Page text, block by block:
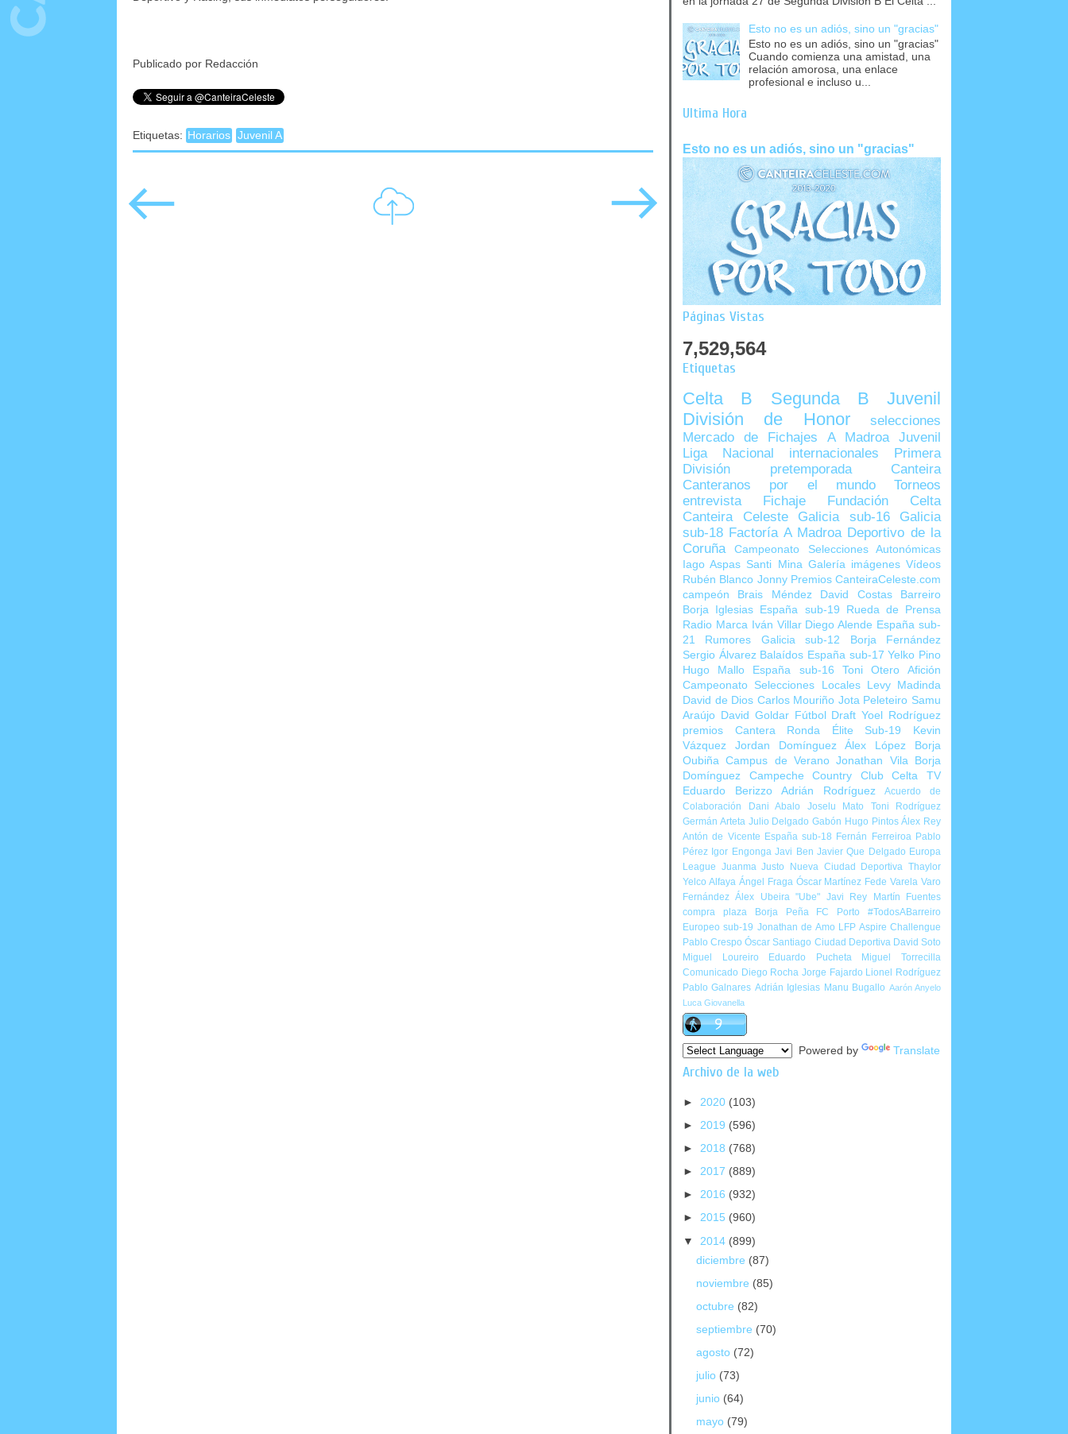
Publicado por Redacción
Etiquetas: Horarios Juvenil A
Esto no es un adiós, sino un "gracias"
Esto no es un adiós, sino un "gracias"
Cuando comienza una amistad, una
relación amorosa, una enlace
profesional e incluso u...
Última Hora
Esto no es un adiós, sino un "gracias"
Páginas Vistas
7,529,564
Etiquetas
Celta B Segunda B
Juvenil
División de Honor
selecciones
Mercado de Fichajes
A Madroa
Juvenil
Liga Nacional
internacionales
Primera
División
pretemporada
Canteira
Canteranos por el mundo
Torneos
entrevista
Fichaje
Fundación Celta
Canteira Celeste
Galicia sub-16
Galicia
sub-18 Factoría A Madroa Deportivo de la
Coruña
Campeonato Selecciones Autonómicas
Iago Aspas Santi Mina Galería imágenes Vídeos
Rubén Blanco Jonny Premios CanteiraCeleste.com
campeón
Brais Méndez David Costas
Barreiro
Borja Iglesias
España sub-19
Rueda de Prensa
Radio Marca
Iván Villar Diego Alende España sub-
21
Rumores Galicia sub-12
Borja Fernández
Sergio Álvarez Balaídos España sub-17 Yelko Pino
Hugo Mallo
España sub-16 Toni Otero
Afición
Campeonato Selecciones Locales
Levy Madinda
David de Dios Carlos Mouriño Jota Peleteiro Samu
Araújo David Goldar Fútbol Draft Yoel Rodríguez
premios Cantera
Ronda Élite Sub-19
Kevin
Vázquez
Jordan Domínguez Álex López
Borja
Oubiña Campus de Verano Jonathan Vila
Borja
Domínguez
Campeche Country Club
Celta TV
Eduardo Berizzo
Adrián Rodríguez
Acuerdo de
Colaboración
Dani Abalo Joselu Mato
Toni Rodríguez
Germán Arteta Julio Delgado Gabón Hugo Pintos Álex Rey
Antón de Vicente España sub-18 Fernán Ferreiroa Pablo
Pérez Igor Engonga Javi Ben Javier Que Delgado Europa
League Juanma Justo Nueva Ciudad Deportiva Thaylor
Yelco Alfaya Ángel Fraga Óscar Martínez Fede Varela Varo
Fernández Álex Ubeira "Ube" Javi Rey
Martín Fuentes
compra plaza
Borja Peña FC Porto
#TodosABarreiro
Europeo sub-19 Jonathan de Amo LFP Aspire Challengue
Pablo Crespo Óscar Santiago Ciudad Deportiva David Soto
Miguel Loureiro
Eduardo Pucheta
Miguel Torrecilla
Comunicado Diego Rocha Jorge Fajardo Lionel Rodríguez
Pablo Galnares Adrián Iglesias Manu Bugallo Aarón Anyelo
Luca Giovanella
Powered by Translate
Archivo de la web
► 2020 (103)
► 2019 (596)
► 2018 (768)
► 2017 (889)
► 2016 (932)
► 2015 (960)
▼ 2014 (899)
diciembre (87)
noviembre (85)
octubre (82)
septiembre (70)
agosto (72)
julio (73)
junio (64)
mayo (79)